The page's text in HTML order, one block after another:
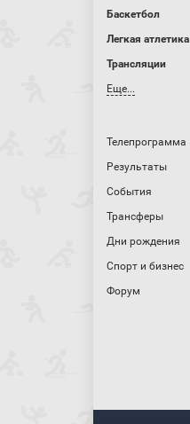
Баскетбол
Легкая атлетика
Трансляции
Еще...
Телепрограмма
Результаты
События
Трансферы
Дни рождения
Спорт и бизнес
Форум